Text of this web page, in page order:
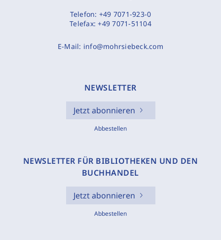
Telefon: +49 7071-923-0
Telefax:+49 7071-51104
E-Mail: info@mohrsiebeck.com
NEWSLETTER
Jetzt abonnieren
Abbestellen
NEWSLETTER FÜR BIBLIOTHEKEN UND DEN
BUCHHANDEL
Jetzt abonnieren
Abbestellen